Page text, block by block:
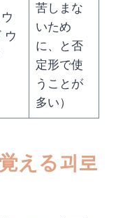
ウ
苦しまな
いため
に、と否
定形で使
うことが
多い）
える괴로